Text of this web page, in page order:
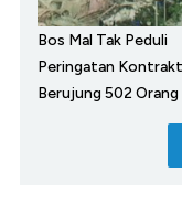
Bos Mal Tak Peduli
Peringatan
Berujung 502 Orang